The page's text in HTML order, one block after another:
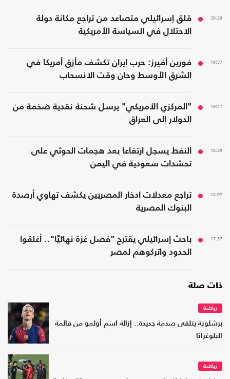
20:26
قلق إسرائيلي متصاعد من تراجع مكانة دولة
الاحتلال في السياسة الأمريكية
19:57
فورين أفيرز: حرب إيران تكشف مأزق أمريكا في
الشرق الأوسط وحان وقت الانسحاب
19:41
"المركزي الأمريكي" يرسل شحنة نقدية ضخمة من
الدولار إلى العراق
18:29
النفط يسجل ارتفاعا بعد هجمات الحوثي على
تحشدات سعودية في اليمن
18:07
تراجع معدلات ادخار المصريين يكشف تهاوي أرصدة
البنوك المصرية
17:37
باحث إسرائيلي يقترح "فصل غزة نهائيًا".. أغلقوا
الحدود واتركوهم لمصر
ذات صلة
رياضة
برشلونة يتلقى صدمة جديدة.. إزالة اسم أولمو من قائمة
البلوغرانا
رياضة